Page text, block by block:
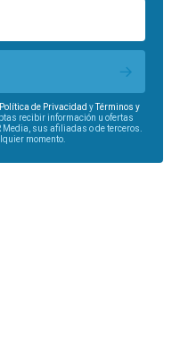
Política de Privacidad yTérminos y
recibir información u ofertas
sus afiliadas o de terceros.
momento.